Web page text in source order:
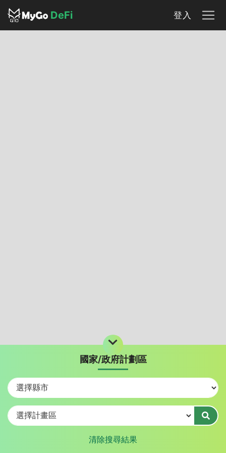
DeFi 登入
國家/政府計劃區
清除搜尋結果
+